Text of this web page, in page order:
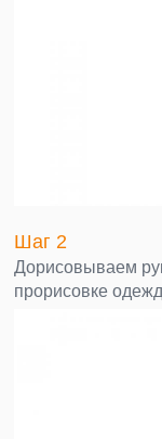
Шаг 2
Дорисовываем
прорисовке